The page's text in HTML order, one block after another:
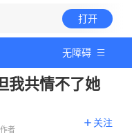
打开
无障碍
我共情不了她
者
关注